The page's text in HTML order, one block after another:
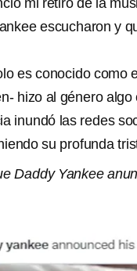
mi retiro de la
escucharon y
es conocido como
hizo al género
inundó las redes
su profunda
Daddy Yankee